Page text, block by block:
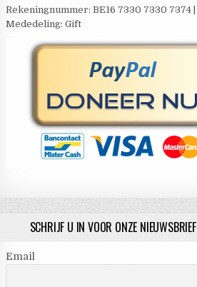
Rekeningnummer: BE16 7330 7330 7374 |
Mededeling: Gift
SCHRIJF U IN VOOR ONZE NIEUWSBRIEF
Email